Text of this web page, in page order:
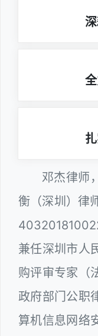
邓杰律师
衡（深圳）律
兼任深圳市人
购评审专家（
政府部门公职
算机信息网络